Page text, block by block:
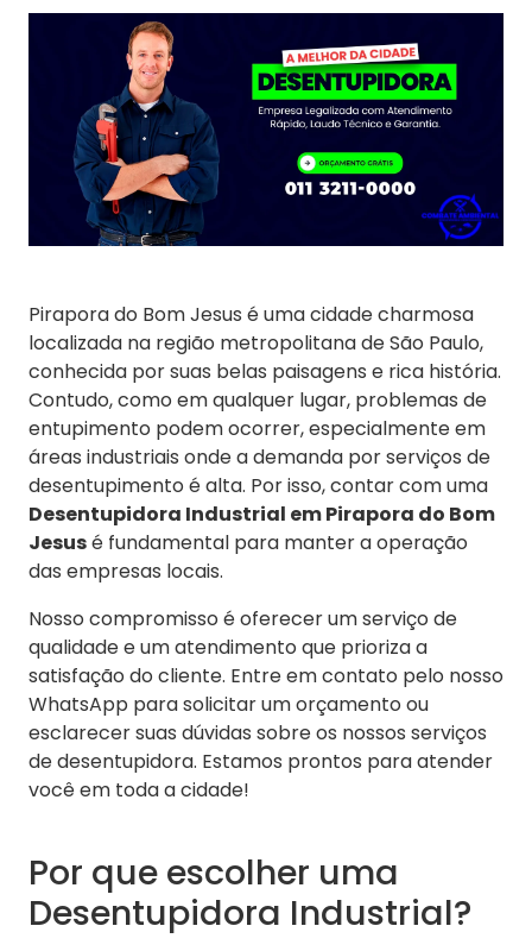
Pirapora do Bom Jesus é uma cidade charmosa
localizada na região metropolitana de São Paulo,
conhecida por suas belas paisagens e rica história.
Contudo, como em qualquer lugar, problemas de
entupimento podem ocorrer, especialmente em
áreas industriais onde a demanda por serviços de
desentupimento é alta. Por isso, contar com uma
Desentupidora Industrial em Pirapora do Bom
Jesusé fundamental para manter a operação
das empresas locais.
Nosso compromisso é oferecer um serviço de
qualidade e um atendimento que prioriza a
satisfação do cliente. Entre em contato pelo nosso
WhatsApp para solicitar um orçamento ou
esclarecer suas dúvidas sobre os nossos serviços
de desentupidora. Estamos prontos para atender
você em toda a cidade!
Por que escolher uma
Desentupidora Industrial?